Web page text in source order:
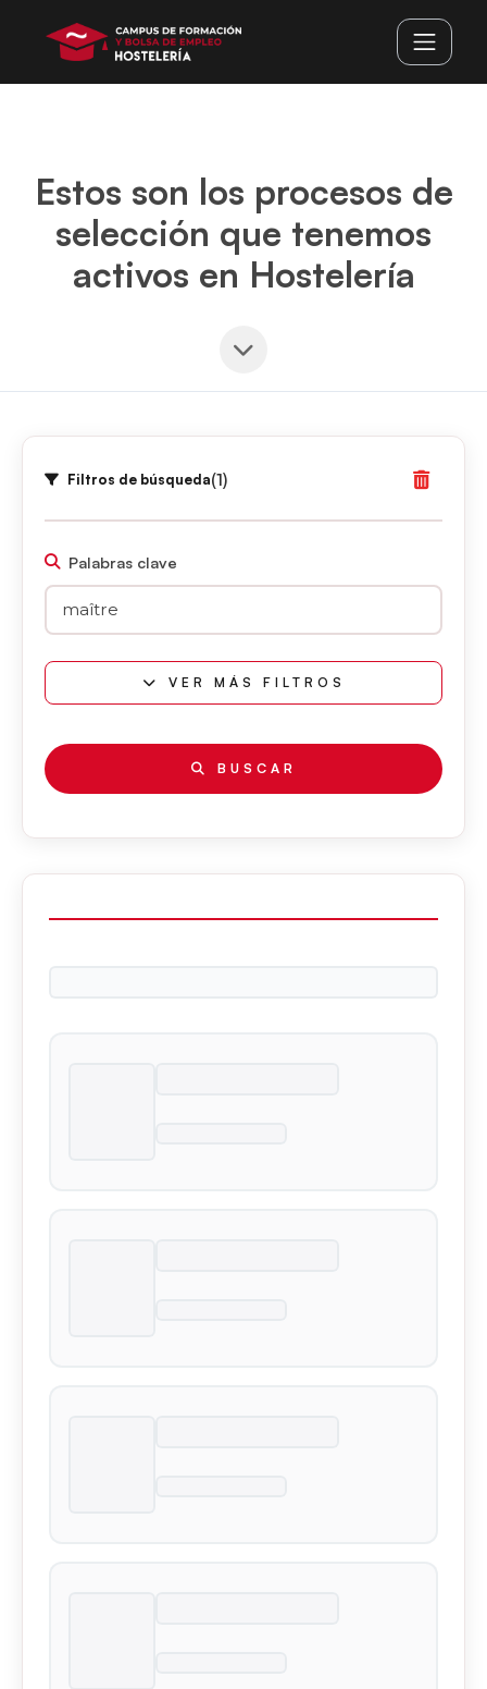
Estos son los procesos de
selección que tenemos
activos en Hostelería
Filtros de búsqueda(1)
Palabras clave
VER MÁS FILTROS
BUSCAR